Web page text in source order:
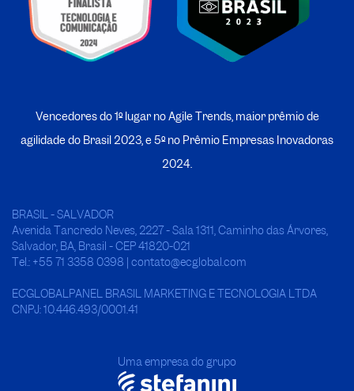
Vencedores do 1º lugar no Agile Trends, maior prêmio de
agilidade do Brasil 2023, e 5º no Prêmio Empresas Inovadoras
2024.
BRASIL - SALVADOR
Avenida Tancredo Neves, 2227 - Sala 1311, Caminho das Árvores,
Salvador, BA, Brasil - CEP 41820-021
Tel.: +55 71 3358 0398 | contato@ecglobal.com
ECGLOBALPANEL BRASIL MARKETING E TECNOLOGIA LTDA
CNPJ: 10.446.493/0001.41
Uma empresa do grupo